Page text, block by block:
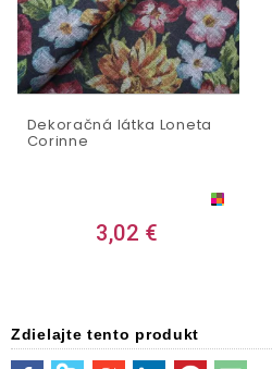
Dekoračná látka Loneta
Corinne
3,02 €
Zdielajte tento produkt